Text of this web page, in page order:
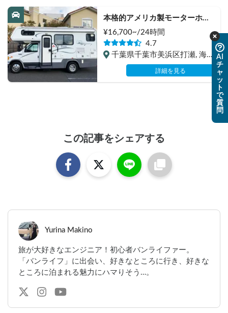
本格的アメリカ製モーターホー
ム B.C.ヴァーノン
¥16,700~/24時間
4.7
千葉県千葉市美浜区打瀬, 海浜
幕張駅、新浦安駅等、京葉線
沿線（応相談）
詳細を見る
この記事をシェアする
Yurina Makino
旅が大好きなエンジニア！初心者バンライファー。
「バンライフ」に出会い、好きなところに行き、好きな
ところに泊まれる魅力にハマりそう…。
AI
チ
ャ
ッ
ト
で
質
問